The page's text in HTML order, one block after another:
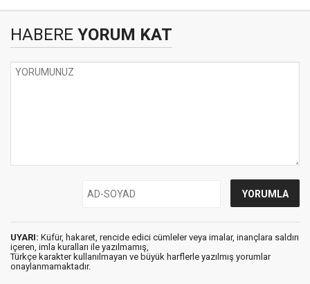
HABERE YORUM KAT
UYARI: Küfür, hakaret, rencide edici cümleler veya imalar, inançlara saldırı
içeren, imla kuralları ile yazılmamış,
Türkçe karakter kullanılmayan ve büyük harflerle yazılmış yorumlar
onaylanmamaktadır.